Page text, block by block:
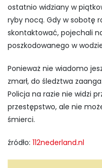
ostatnio widziany w
ryby nocą. Gdy w sobotę
skontaktować, pojechali
poszkodowanego w
Ponieważ nie wiadomo
zmarł, do śledztwa
Policja na razie nie widzi
przestępstwo, ale nie
śmierci.
źródło: 112nederland.nl